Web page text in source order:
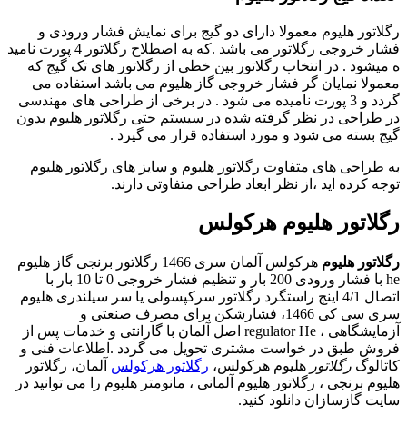
رگلاتور هلیوم معمولا دارای دو گیج برای نمایش فشار ورودی و
فشار خروجی رگلاتور می باشد .که به اصطلاح رگلاتور 4 پورت نامید
ه میشود . در انتخاب رگلاتور بین خطی از رگلاتور های تک گیج که
معمولا نمایان گر فشار خروجی گاز هلیوم می باشد استفاده می
گردد و 3 پورت نامیده می شود . در برخی از طراحی های مهندسی
در طراحی در نظر گرفته شده در سیستم حتی رگلاتور هلیوم بدون
گیج بسته می شود و مورد استفاده قرار می گیرد .
به طراحی های متفاوت رگلاتور هلیوم و سایز های رگلاتور هلیوم
توجه کرده اید ،از نظر ابعاد طراحی متفاوتی دارند.
رگلاتور هلیوم هرکولس
رگلاتور هلیوم
هرکولس آلمان سری 1466 رگلاتور برنجی گاز هلیوم
he با فشار ورودی 200 بار و تنظیم فشار خروجی 0 تا 10 بار با
اتصال 4/1 اینچ راستگرد رگلاتور سرکپسولی یا سر سیلندری هلیوم
سری سی کی 1466، فشارشکن برای مصرف صنعتی و
آزمایشگاهی ، regulator He اصل آلمان با گارانتی و خدمات پس از
فروش طبق در خواست مشتری تحویل می گردد .اطلاعات فنی و
کاتالوگ رگلاتور هلیوم هرکولس، رگلاتور هرکولس آلمان، رگلاتور
هلیوم برنجی ، رگلاتور هلیوم آلمانی ، مانومتر هلیوم را می توانید در
سایت گازسازان دانلود کنید.